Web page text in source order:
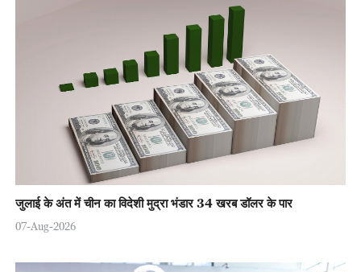
जुलाई के अंत में चीन का विदेशी मुद्रा भंडार 34 खरब डॉलर के पार
07-Aug-2026